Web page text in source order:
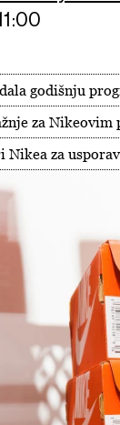
godišnju
za Nikeovim
za